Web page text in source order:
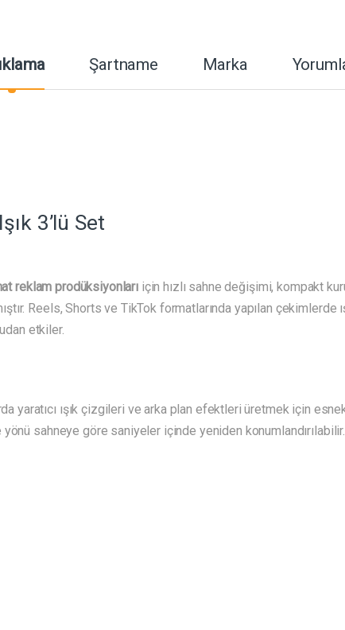
Şartname Marka
3’lü Set
reklam prodüksiyonları için hızlı sahne değişimi, kompakt
Reels, Shorts ve TikTok formatlarında yapılan
etkiler.
yaratıcı ışık çizgileri ve arka plan efektleri üretmek için
sahneye göre saniyeler içinde yeniden konumlandırılabilir.